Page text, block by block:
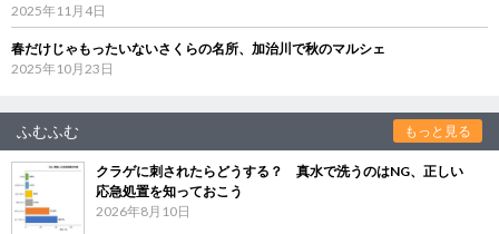
2025年11月4日
春だけじゃもったいないさくらの名所、加治川で秋のマルシェ
2025年10月23日
ふむふむ もっと見る
クラゲに刺されたらどうする？ 真水で洗うのはNG、正しい
応急処置を知っておこう
2026年8月10日